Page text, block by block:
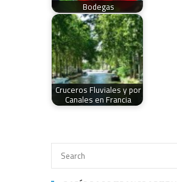
Bodegas
Cruceros Fluviales y por
Canales en Francia